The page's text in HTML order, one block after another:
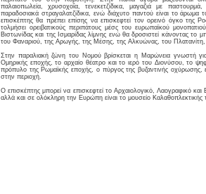
παλαιοπωλεία, χρυσοχοΐα, τενεκετζίδικα, μαγαζιά με
παραδοσιακά στραγαλατζίδικα, ενώ διάχυτο παντού είναι το
επισκέπτης θα πρέπει επίσης να επισκεφτεί τον ορεινό όγκο της
τολμήσει ορειβατικούς περιπάτους μέσς του ευρωπαϊκού
Βιστωνίδας και της Ισμαρίδας λίμνης ενώ θα δροσιστεί κάνοντας το
του Φαναριού, της Αρωγής, της Μέσης, της Αλκυώνας, του
Στην παραλιακή ζώνη του Νομού βρίσκεται η Μαρώνεια γνωστή
Ομηρικής εποχής, το αρχαίο θέατρο και το ιερό του Διονύσου, το
πρόπυλο της Ρωμαϊκής εποχής, ο πύργος της βυζαντινής οχύρωσης,
στην περιοχή.
Ο επισκέπτης μπορεί να επισκεφτεί το Αρχαιολογικό, Λαογραφικό
αλλά και σε ολόκληρη την Ευρώπη είναι το μουσείο